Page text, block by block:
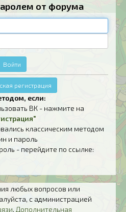
от форума
Войти
регистрация
если:
ВК - нажмите на
классическим методом
и пароль
- перейдите по ссылке:
любых вопросов или
с администрацией
. Дополнительная